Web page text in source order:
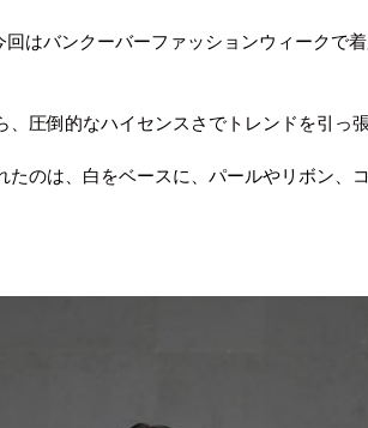
はバンクーバーファッションウィークで
圧倒的なハイセンスさでトレンドを引っ張
たのは、白をベースに、パールやリボン、